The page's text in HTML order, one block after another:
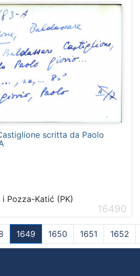
scritta da Paolo
Pozza-Katić (PK)
16490
1649
(current)
1650 1651 1652